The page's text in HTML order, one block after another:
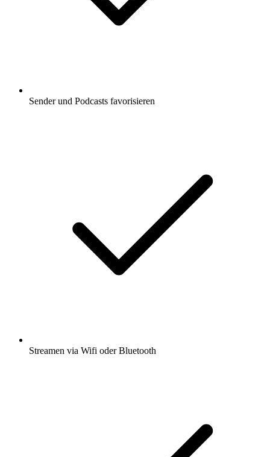
Sender und Podcasts favorisieren
Streamen via Wifi oder Bluetooth